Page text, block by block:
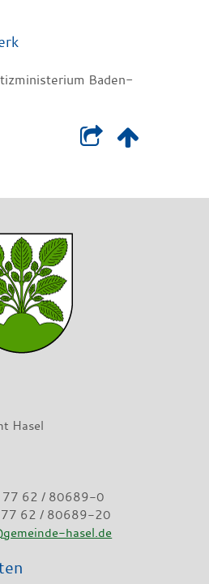
Baden-
Hasel
77 62 / 80689-0
77 62 / 80689-20
hasel.de